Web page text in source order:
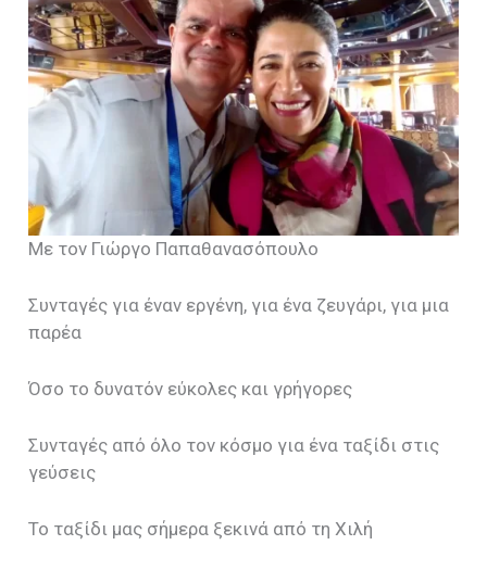
Με τον Γιώργο Παπαθανασόπουλο
Συνταγές για έναν εργένη, για ένα ζευγάρι, για μια
παρέα
Όσο το δυνατόν εύκολες και γρήγορες
Συνταγές από όλο τον κόσμο για ένα ταξίδι στις
γεύσεις
Το ταξίδι μας σήμερα ξεκινά από τη Χιλή